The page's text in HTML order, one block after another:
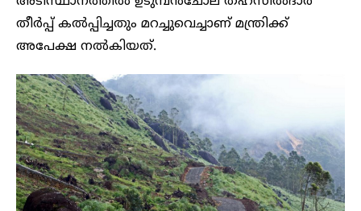
തീർപ്പ് കൽപ്പിച്ചതും മറച്ചുവെച്ചാണ് മന്ത്രിക്ക്
അപേക്ഷ നൽകിയത്.